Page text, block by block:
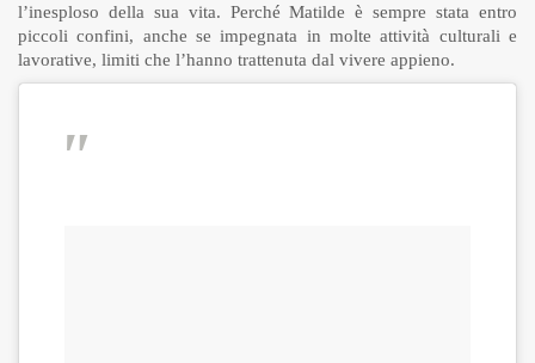
l’inesploso della sua vita. Perché Matilde è sempre stata entro
piccoli confini, anche se impegnata in molte attività culturali e
lavorative, limiti che l’hanno trattenuta dal vivere appieno.